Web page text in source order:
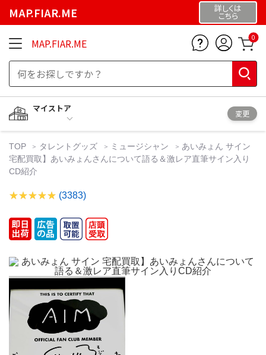
MAP.FIAR.ME 詳しくは
こちら
MAP.FIAR.ME 0
マイストア
変更
TOP タレントグッズ ミュージシャン
あいみょん サイン
宅配買取】あいみょんさんについて語る＆激レア直筆サイン入り
CD紹介
(3383)